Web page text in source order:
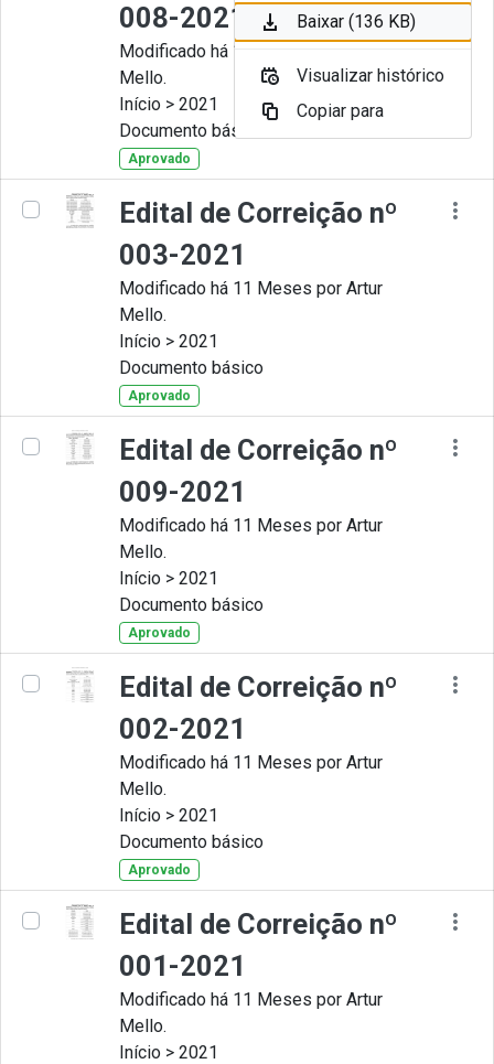
008-2021
Modificado há 11 Meses por Artur
Mello.
Início > 2021
Documento básico
Aprovado
Edital de Correição nº
003-2021
Modificado há 11 Meses por Artur
Mello.
Início > 2021
Documento básico
Aprovado
Edital de Correição nº
009-2021
Modificado há 11 Meses por Artur
Mello.
Início > 2021
Documento básico
Aprovado
Edital de Correição nº
002-2021
Modificado há 11 Meses por Artur
Mello.
Início > 2021
Documento básico
Aprovado
Edital de Correição nº
001-2021
Modificado há 11 Meses por Artur
Mello.
Início > 2021
Baixar (136 KB)
Visualizar histórico
Copiar para